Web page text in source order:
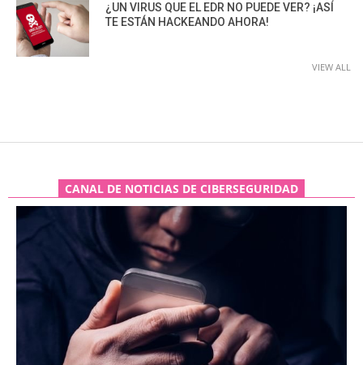
¿UN VIRUS QUE EL EDR NO PUEDE VER? ¡ASÍ
TE ESTÁN HACKEANDO AHORA!
VIEW ALL
CANAL DE NOTICIAS DE CIBERSEGURIDAD